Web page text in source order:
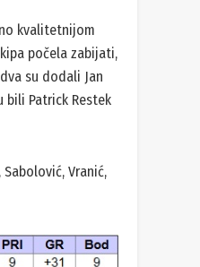
kvalitetnijom
počela zabijati,
su dodali Jan
bili Patrick Restek
Vranić,